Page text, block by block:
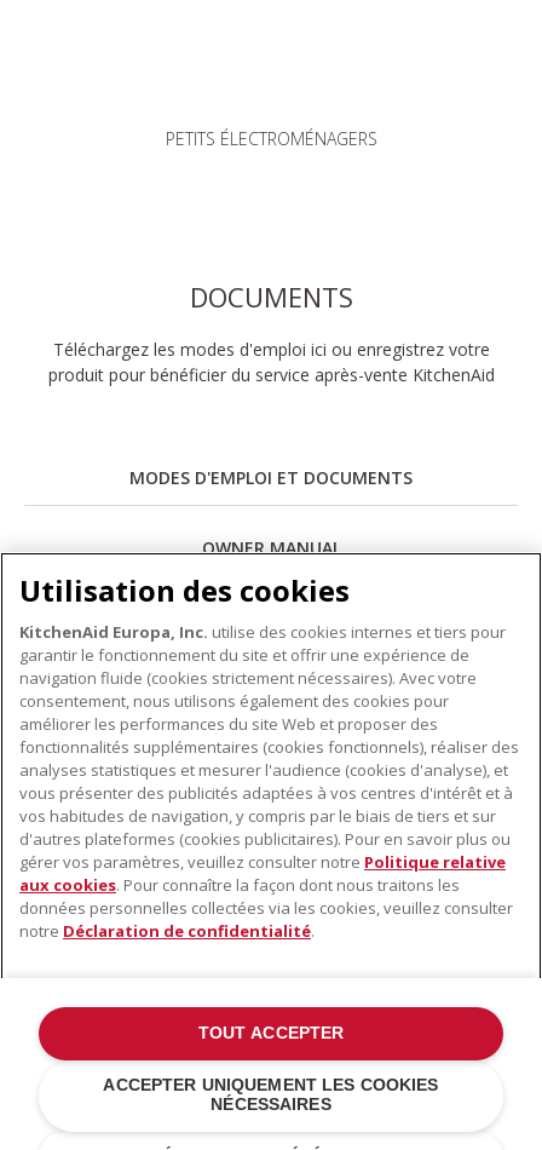
PETITS ÉLECTROMÉNAGERS
DOCUMENTS
Téléchargez les modes d'emploi ici ou enregistrez votre
produit pour bénéficier du service après-vente KitchenAid
MODES D'EMPLOI ET DOCUMENTS
OWNER MANUAL
Télécharger
À PROPOS DE KITCHENAID
À propos de KitchenAid
Histoire de la marque
Communiqués de presse
ODR
NOS PRODUITS
Petits électroménagers
Matériel de cuisine
Accessoires
SERVICE CLIENT
Trouver un magasin
©2022 Tous droits réservés. KitchenAid et la forme du robot pâtissier
multifonction sont des marques déposées aux États Unis et dans
d'autres pays .Déclaration de confidentialité.Cookies.Autres pays
Utilisation des cookies
KitchenAid Europa, Inc. utilise des cookies internes et tiers pour
garantir le fonctionnement du site et offrir une expérience de
navigation fluide (cookies strictement nécessaires). Avec votre
consentement, nous utilisons également des cookies pour
améliorer les performances du site Web et proposer des
fonctionnalités supplémentaires (cookies fonctionnels), réaliser des
analyses statistiques et mesurer l'audience (cookies d'analyse), et
vous présenter des publicités adaptées à vos centres d'intérêt et à
vos habitudes de navigation, y compris par le biais de tiers et sur
d'autres plateformes (cookies publicitaires). Pour en savoir plus ou
gérer vos paramètres, veuillez consulter notre Politique relative
aux cookies. Pour connaître la façon dont nous traitons les
données personnelles collectées via les cookies, veuillez consulter
notre Déclaration de confidentialité.
ACCEPTER UNIQUEMENT LES COOKIES
NÉCESSAIRES
TOUT ACCEPTER